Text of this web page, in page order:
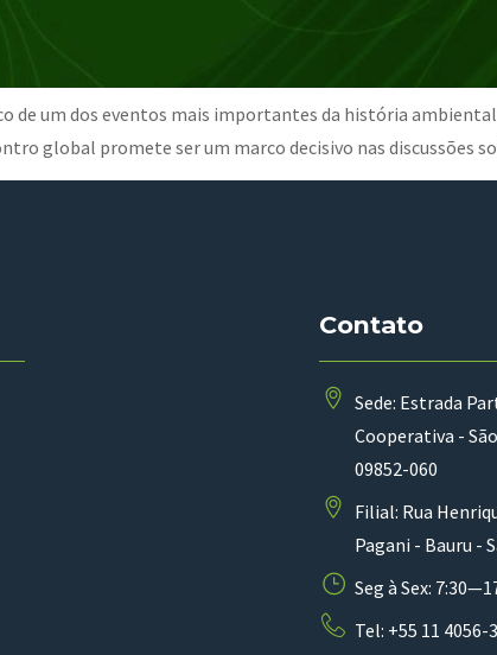
de um dos eventos mais importantes da história
global promete ser um marco decisivo nas discussões
Contato
Sede: Estrada
Cooperativa -
09852-060
Filial: Rua
Pagani - Bauru -
Seg à Sex:
Tel: +55 11 4056-